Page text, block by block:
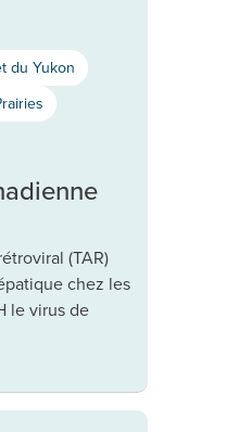
du Yukon
(TAR)
chez les
le virus de